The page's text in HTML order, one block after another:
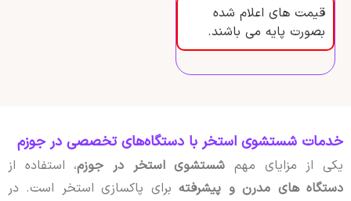
قیمت های اعلام شده
بصورت پایه می باشند.
خدمات شستشوی استخر با دستگاه‌های تخصصی در جوزم
یکی از مزایای مهم شستشوی استخر در جوزم، استفاده از
دستگاه های مدرن و پیشرفتهبرای پاکسازی استخر است. در